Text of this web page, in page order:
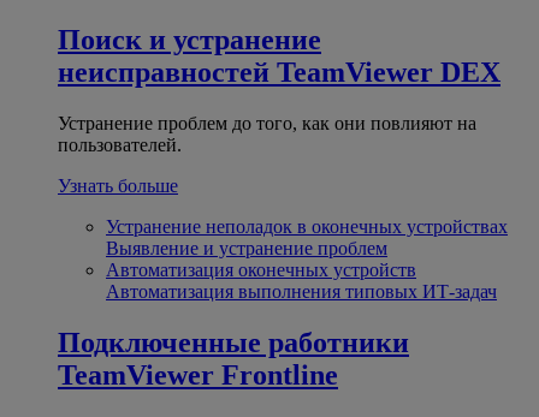
Поиск и устранение
неисправностей TeamViewer DEX
Устранение проблем до того, как они повлияют на
пользователей.
Узнать больше
Устранение неполадок в оконечных устройствах
Выявление и устранение проблем
Автоматизация оконечных устройств
Автоматизация выполнения типовых ИТ-задач
Подключенные работники
TeamViewer Frontline